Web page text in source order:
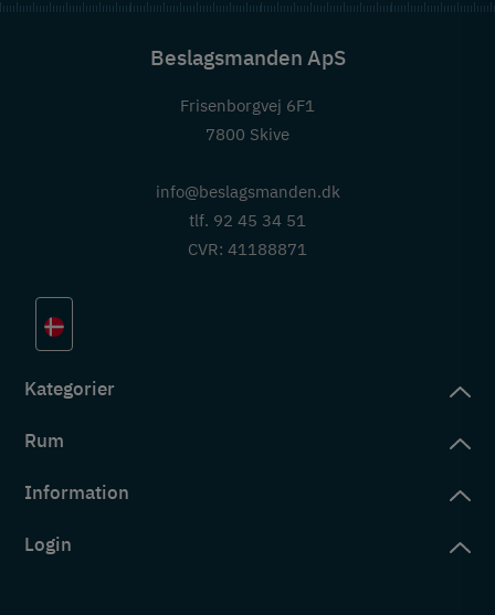
Beslagsmanden ApS
Frisenborgvej 6F1
7800 Skive
info@beslagsmanden.dk
tlf. 92 45 34 51
CVR: 41188871
Kategorier
Rum
Information
Login